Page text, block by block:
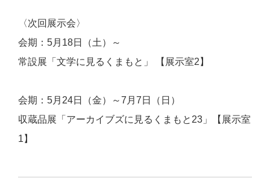
〈次回展示会〉
会期：5月18日（土）～
常設展「文学に見るくまもと」 【展示室2】
会期：5月24日（金）～7月7日（日）
収蔵品展「アーカイブズに見るくまもと23」【展示室
1】